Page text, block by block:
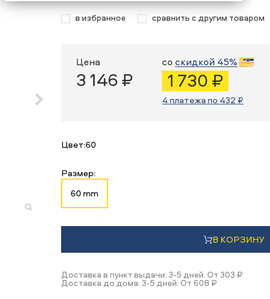
в избранное сравнить с другим товаром
Цена
3 146 ₽
соскидкой 45%
1 730 ₽
4 платежа по 432 ₽
Цвет:60
Размер:
60 mm
В КОРЗИНУ
Доставка в пункт выдачи: 3-5 дней. От 303 ₽
Доставка до дома: 3-5 дней. От 608 ₽